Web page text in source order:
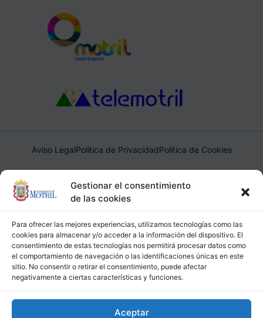
Gestionar el consentimiento
de las cookies
Para ofrecer las mejores experiencias, utilizamos tecnologías como las
cookies para almacenar y/o acceder a la información del dispositivo. El
consentimiento de estas tecnologías nos permitirá procesar datos como
el comportamiento de navegación o las identificaciones únicas en este
sitio. No consentir o retirar el consentimiento, puede afectar
negativamente a ciertas características y funciones.
Aceptar
Aviso LegalPolítica de PrivacidadPolítica de Cookies
Ayuntamiento de Motril, Plaza de España, 1, 18600, Motril,
(Granada), CIF: P1814200J, DIR3: L01181400